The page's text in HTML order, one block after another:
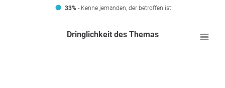
33% - Kenne jemanden, der betroffen ist
Dringlichkeit des Themas